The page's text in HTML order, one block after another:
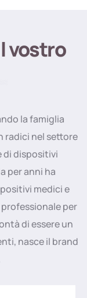
vostro
la famiglia
radici nel settore
di dispositivi
per anni ha
medici e
per
di essere un
nasce il brand